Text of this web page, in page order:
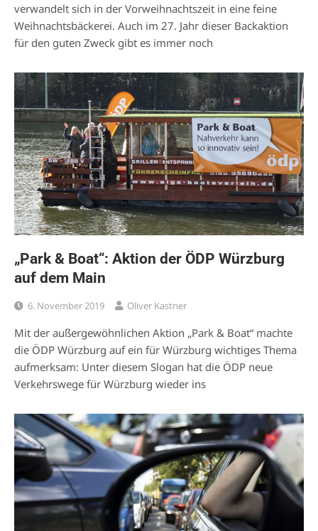
verwandelt sich in der Vorweihnachtszeit in eine feine
Weihnachtsbäckerei. Auch im 27. Jahr dieser Backaktion
für den guten Zweck gibt es immer noch
„Park & Boat“: Aktion der ÖDP Würzburg
auf dem Main
6. November 2019 Oliver Kastner
Mit der außergewöhnlichen Aktion „Park & Boat“ machte
die ÖDP Würzburg auf ein für Würzburg wichtiges Thema
aufmerksam: Unter diesem Slogan hat die ÖDP neue
Verkehrswege für Würzburg wieder ins